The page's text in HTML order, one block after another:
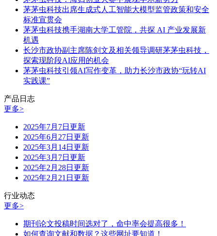
茅茅虫科技出席生成式人工智能大模型监管政策和安全
标准宣贯会
茅茅虫科技携手湖南大学工管院，共探 AI 产业发展新
机遇
长沙市政协副主席陈剑文及相关领导调研茅茅虫科技，
探索现阶段AI应用的机会
茅茅虫科技引领AI写作变革，助力长沙市政协“玩转AI
实践课”
产品日志
更多>
2025年7月7日更新
2025年6月27日更新
2025年3月14日更新
2025年3月7日更新
2025年2月28日更新
2025年2月21日更新
行业动态
更多>
期刊论文投稿时间选对了，命中率会提高很多！
如何查询文献和数据？这些网址要知道！